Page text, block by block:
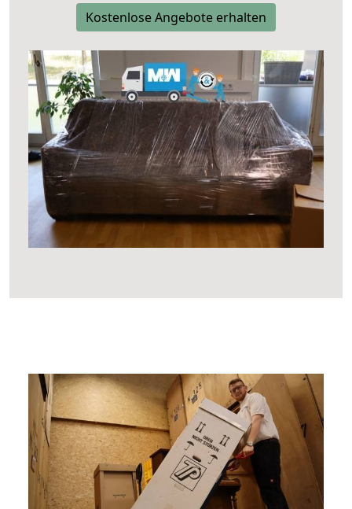
Kostenlose Angebote erhalten